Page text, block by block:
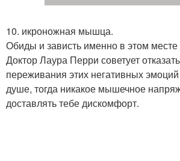
10. икроножная мышца.
Обиды и зависть именно в этом месте
Доктор Лаура Перри советует
переживания этих негативных
душе, тогда никакое мышечное
доставлять тебе дискомфорт.